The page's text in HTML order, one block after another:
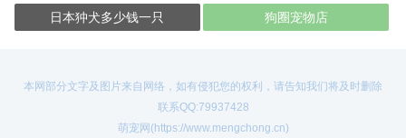
日本狆犬多少钱一只 狗圈宠物店
本网部分文字及图片来自网络，如有侵犯您的权利，请告知我们将及时删除
联系QQ:79937428
萌宠网(https://www.mengchong.cn)